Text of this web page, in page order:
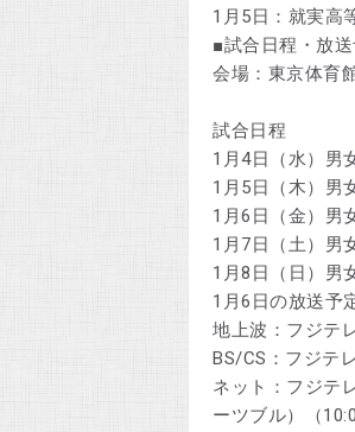
1月5日：就実高
■試合日程・放
会場：東京体育
試合日程
1月4日（水）男
1月5日（木）男
1月6日（金）男
1月7日（土）男
1月8日（日）男
1月6日の放送予
地上波：フジテ
BS/CS：フジテ
ネット：フジテ
ーツブル）（